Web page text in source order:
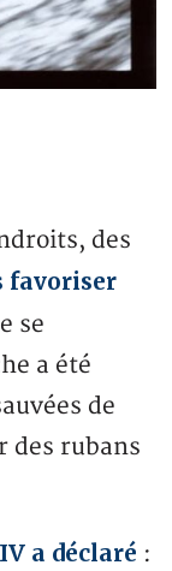
des
favoriser
se
a été
de
des rubans
a déclaré :